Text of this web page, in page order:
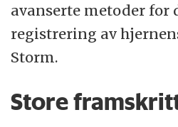
avanserte metoder for
registrering av
Storm.
Store